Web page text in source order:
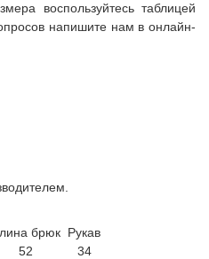
воспользуйтесь таблицей
напишите нам в онлайн-
брюк Рукав
52
34